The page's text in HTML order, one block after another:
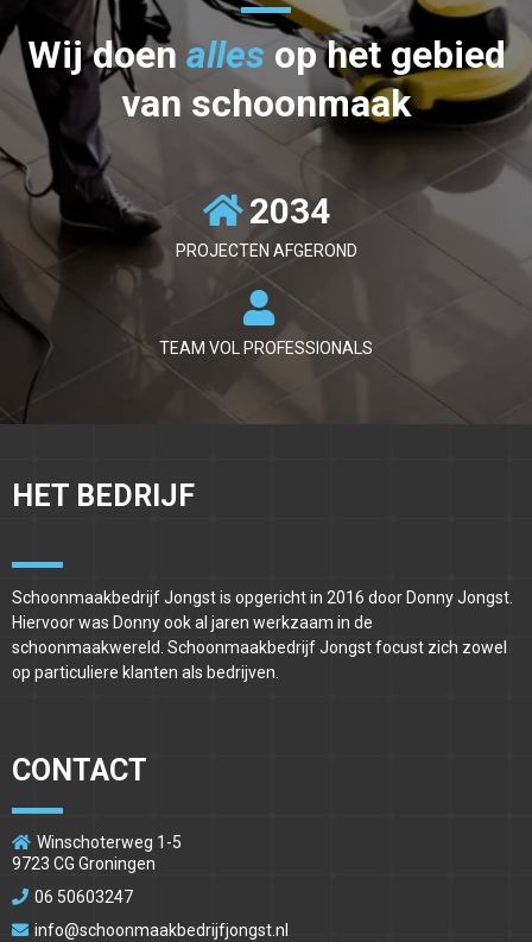
Wij doen alles op het gebied
van schoonmaak
2034
PROJECTEN AFGEROND
TEAM VOL PROFESSIONALS
HET BEDRIJF
Schoonmaakbedrijf Jongst is opgericht in 2016 door Donny Jongst.
Hiervoor was Donny ook al jaren werkzaam in de
schoonmaakwereld. Schoonmaakbedrijf Jongst focust zich zowel
op particuliere klanten als bedrijven.
CONTACT
Winschoterweg 1-5
9723 CG Groningen
06 50603247
info@schoonmaakbedrijfjongst.nl